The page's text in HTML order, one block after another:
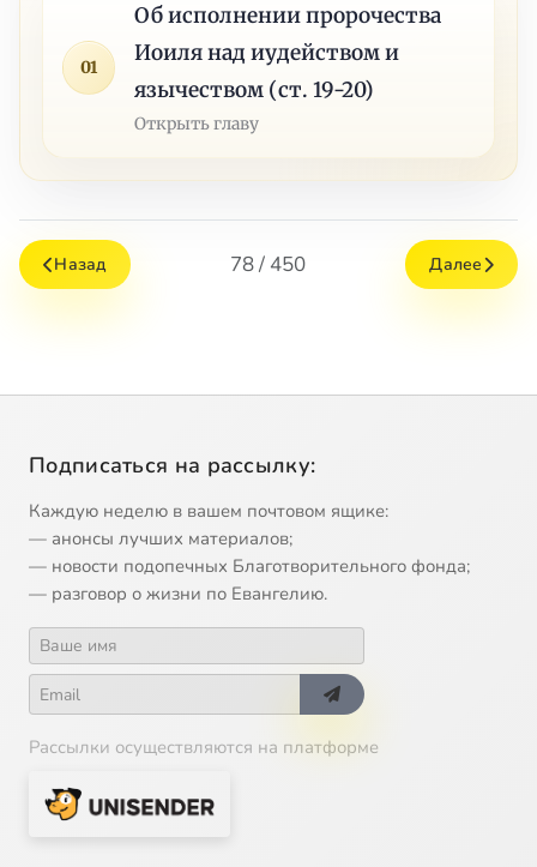
01
Об исполнении пророчества
Иоиля над иудейством и
язычеством (ст. 19-20)
Открыть главу
Назад 78 / 450 Далее
Подписаться на рассылку:
Каждую неделю в вашем почтовом ящике:
— анонсы лучших материалов;
— новости подопечных Благотворительного фонда;
— разговор о жизни по Евангелию.
Рассылки осуществляются на платформе